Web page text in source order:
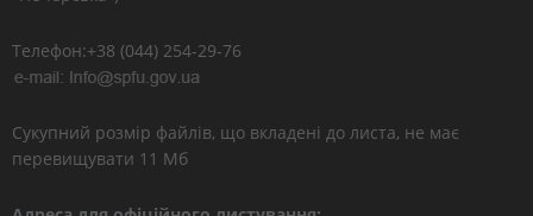
Телефон:+38 (044) 254-29-76
Сукупний розмір файлів, що вкладені до листа, не має
перевищувати 11 Мб